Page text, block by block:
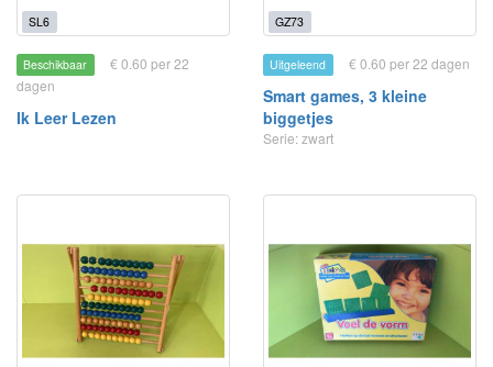
SL6
Beschikbaar
€ 0.60 per 22
dagen
Ik Leer Lezen
GZ73
Uitgeleend € 0.60 per 22 dagen
Smart games, 3 kleine
biggetjes
Serie: zwart